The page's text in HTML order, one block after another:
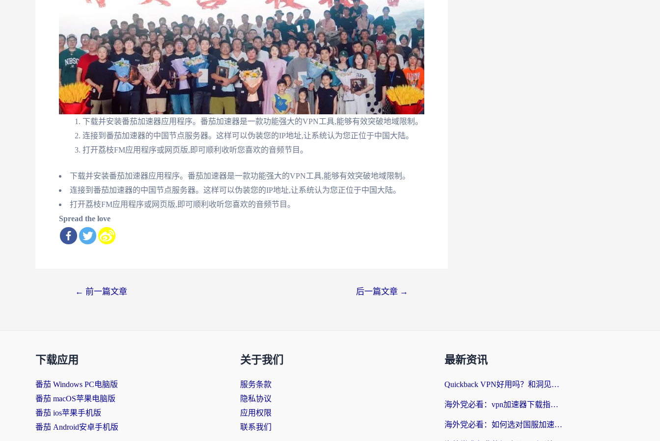
下载并安装番茄加速器应用程序。番茄加速器是一款功能强大的VPN工具,能够有效突破地域限制。
连接到番茄加速器的中国节点服务器。这样可以伪装您的IP地址,让系统认为您正位于中国大陆。
打开荔枝FM应用程序或网页版,即可顺利收听您喜欢的音频节目。
下载并安装番茄加速器应用程序。番茄加速器是一款功能强大的VPN工具,能够有效突破地域限制。
连接到番茄加速器的中国节点服务器。这样可以伪装您的IP地址,让系统认为您正位于中国大陆。
打开荔枝FM应用程序或网页版,即可顺利收听您喜欢的音频节目。
Spread the love
← 前一篇文章 后一篇文章 →
下载应用
番茄 Windows PC电脑版
番茄 macOS苹果电脑版
番茄 ios苹果手机版
番茄 Android安卓手机版
关于我们
服务条款
隐私协议
应用权限
联系我们
最新资讯
Quickback VPN好用吗？和洞见VPN对比哪个回国效果更好？海外党亲测避坑指南
海外党必看：vpn加速器下载指南，轻松破解国内APP地区限制
海外党必看：如何选对国服加速工具，无缝刷国内剧打游戏？